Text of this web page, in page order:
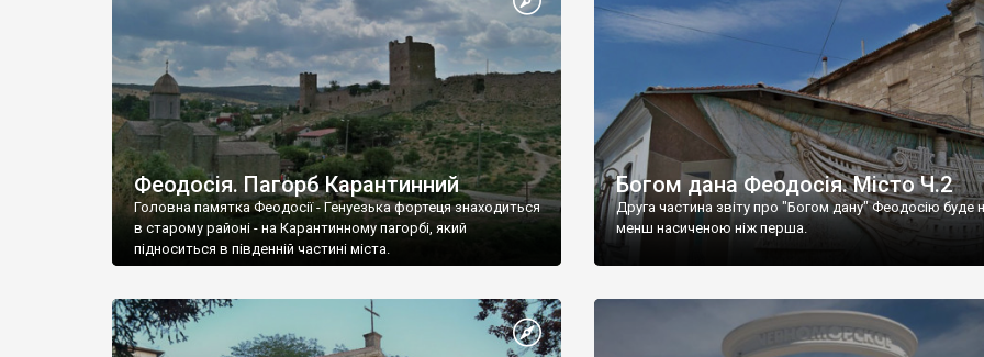
Феодосія. Пагорб Карантинний
Головна памятка Феодосії - Генуезька фортеця знаходиться
в старому районі - на Карантинному пагорбі, який
підноситься в південній частині міста.
Богом дана Феодосія. Місто Ч.2
Друга частина звіту про "Богом дану" Феодосію буде
менш насиченою ніж перша.